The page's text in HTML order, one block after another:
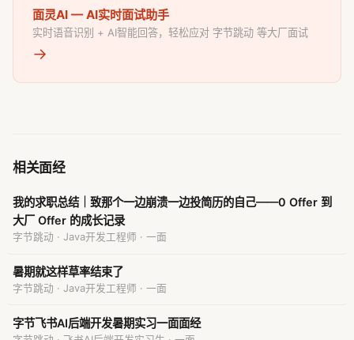
面灵AI — AI实时面试助手
实时语音识别 + AI智能回答，轻松应对 字节跳动 等大厂面试
→
相关面经
我的求职总结｜致那个一边崩溃一边投简历的自己——0 Offer 到
大厂 Offer 的成长记录
字节跳动 · Java开发工程师 · 一面
暑期就这样草率结束了
字节跳动 · Java开发工程师 · 一面
字节飞书AI后端开发暑期实习一面面经